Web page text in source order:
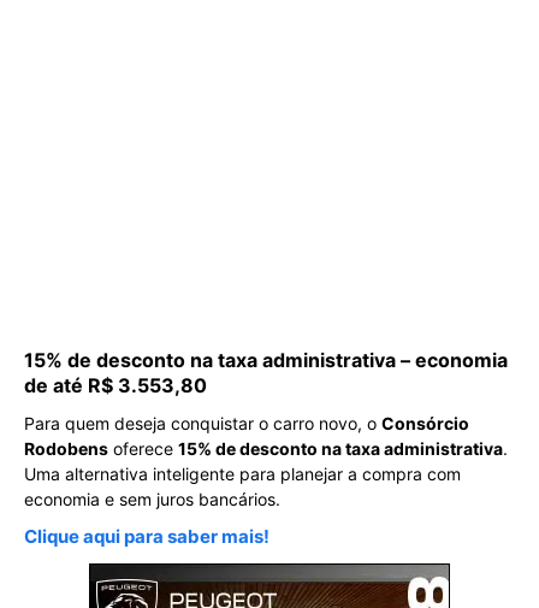
15% de desconto na taxa administrativa – economia
de até R$ 3.553,80
Para quem deseja conquistar o carro novo, o Consórcio
Rodobens oferece 15% de desconto na taxa administrativa.
Uma alternativa inteligente para planejar a compra com
economia e sem juros bancários.
Clique aqui para saber mais!